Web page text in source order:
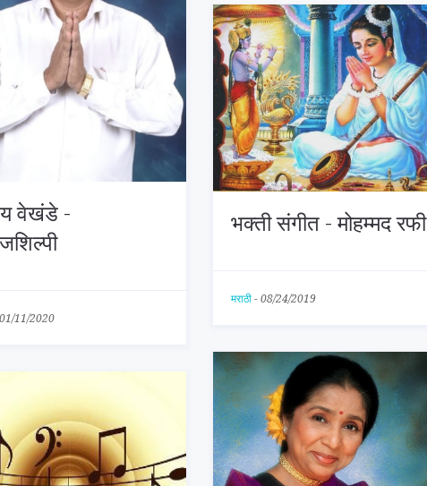
वेखंडे -
01/11/2020
भक्ती संगीत - मोहम्मद रफी
मराठी- 08/24/2019